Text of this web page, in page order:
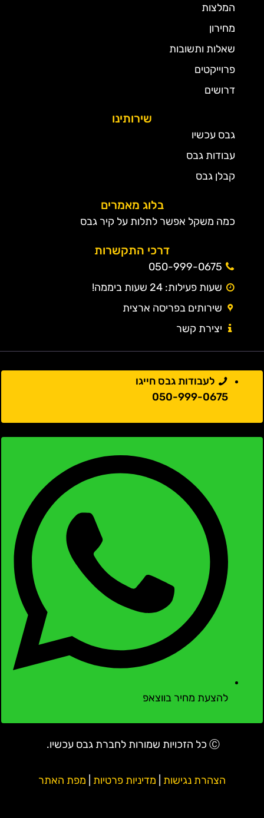
המלצות
מחירון
שאלות ותשובות
פרוייקטים
דרושים
שירותינו
גבס עכשיו
עבודות גבס
קבלן גבס
בלוג מאמרים
כמה משקל אפשר לתלות על קיר גבס
דרכי התקשרות
050-999-0675
שעות פעילות: 24 שעות ביממה!
שירותים בפריסה ארצית
יצירת קשר
לעבודות גבס חייגו
050-999-0675
להצעת מחיר בווצאפ
Ⓒ כל הזכויות שמורות לחברת גבס עכשיו.
הצהרת נגישות| מדיניות פרטיות| מפת האתר